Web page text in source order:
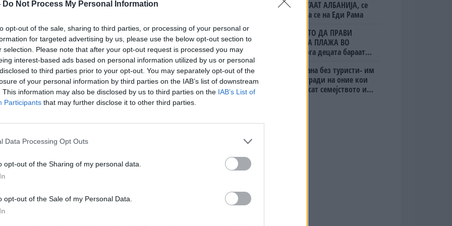
Do Not Process My Personal Information
opt-out of the sale, sharing to third parties, or processing of your personal or
for targeted advertising by us, please use the below opt-out section to
selection. Please note that after your opt-out request is processed you may
interest-based ads based on personal information utilized by us or personal
to third parties prior to your opt-out. You may separately opt-out of the
of your personal information by third parties on the IAB’s list of downstream
This information may also be disclosed by us to third parties on the IAB’s List of
Participants that may further disclose it to other third parties.
Data Processing Opt Outs
opt-out of the Sharing of my personal data.
opt-out of the Sale of my Personal Data.
Грција, филмот на Warner Bros, објавен во
имагинација од актерите, додека стоеја
наметки и кожени гаќички, за да ги
фигура на актерите. „Бев во
сеќава Батлер, кој го играше кралот
интензивен процес, кој бараше шест часа
два часа бодибилдинг и два часа борбена
резултатите беа исклучителни.
неверојатно додека го правев тоа“,
за добивање во врвна физичка форма.
поради употребата на специјални ефекти.
ЈА НАПУШТААТ АЛБАНИЈА, се
тврди дека се на Еди Рама
(Видео) ШТО ДА ПРАВИ
БУГАРКА НА ПЛАЖА ВО
ГРЦИЈА, кога децата бараат
Дубаи остана без туристи- им
даваат награди на оние кои
ќе го донесат семејството или